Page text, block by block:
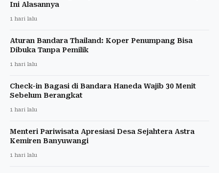
Ini Alasannya
1 hari lalu
Aturan Bandara Thailand: Koper Penumpang Bisa
Dibuka Tanpa Pemilik
1 hari lalu
Check-in Bagasi di Bandara Haneda Wajib 30 Menit
Sebelum Berangkat
1 hari lalu
Menteri Pariwisata Apresiasi Desa Sejahtera Astra
Kemiren Banyuwangi
1 hari lalu